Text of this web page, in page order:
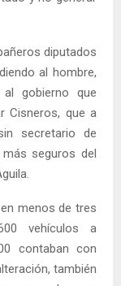
diputados
al hombre,
gobierno que
Cisneros, que a
secretario de
seguros del
menos de tres
vehículos a
contaban con
también